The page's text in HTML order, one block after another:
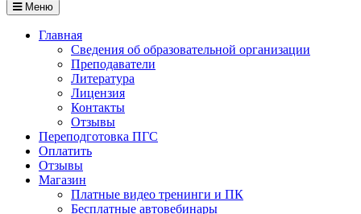
Меню
Главная
Сведения об образовательной организации
Преподаватели
Литература
Лицензия
Контакты
Отзывы
Переподготовка ПГС
Оплатить
Отзывы
Магазин
Платные видео тренинги и ПК
Бесплатные автовебинары